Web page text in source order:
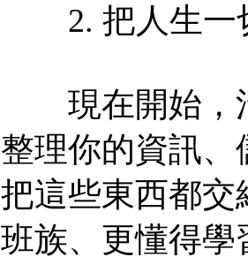
2. 把人生一切
現在開始，清
整理你的資訊
把這些東西都交
班族、更懂得